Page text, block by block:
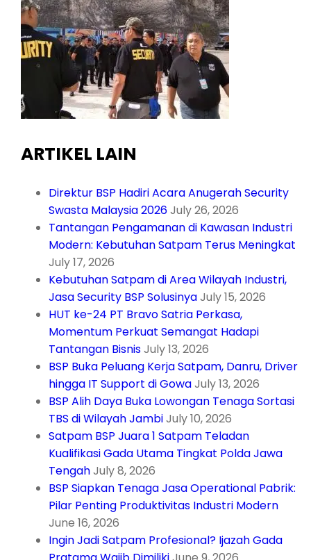
ARTIKEL LAIN
Direktur BSP Hadiri Acara Anugerah Security
Swasta Malaysia 2026July 26, 2026
Tantangan Pengamanan di Kawasan Industri
Modern: Kebutuhan Satpam Terus Meningkat
July 17, 2026
Kebutuhan Satpam di Area Wilayah Industri,
Jasa Security BSP SolusinyaJuly 15, 2026
HUT ke-24 PT Bravo Satria Perkasa,
Momentum Perkuat Semangat Hadapi
Tantangan BisnisJuly 13, 2026
BSP Buka Peluang Kerja Satpam, Danru, Driver
hingga IT Support di GowaJuly 13, 2026
BSP Alih Daya Buka Lowongan Tenaga Sortasi
TBS di Wilayah JambiJuly 10, 2026
Satpam BSP Juara 1 Satpam Teladan
Kualifikasi Gada Utama Tingkat Polda Jawa
TengahJuly 8, 2026
BSP Siapkan Tenaga Jasa Operational Pabrik:
Pilar Penting Produktivitas Industri Modern
June 16, 2026
Ingin Jadi Satpam Profesional? Ijazah Gada